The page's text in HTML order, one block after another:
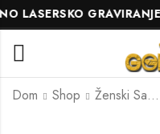
GRAVIRANJE
Dom Shop Ženski Satovi